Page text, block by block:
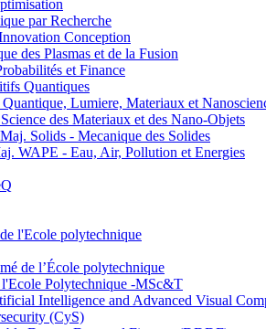
par Recherche
Conception
des Plasmas et de la Fusion
et Finance
Quantiques
Lumiere, Materiaux et
des Materiaux et des Nano-Objets
Solids - Mecanique des Solides
WAPE - Eau, Air, Pollution et Energies
l'Ecole polytechnique
de l’École polytechnique
Polytechnique -MSc&T
Intelligence and Advanced Visual
(CyS)